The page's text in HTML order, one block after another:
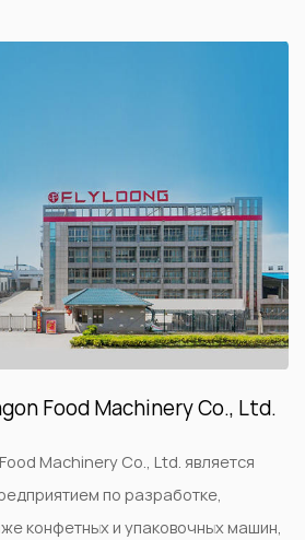
Food Machinery Co., Ltd.
Machinery Co., Ltd. является
по разработке,
конфетных и упаковочных машин,